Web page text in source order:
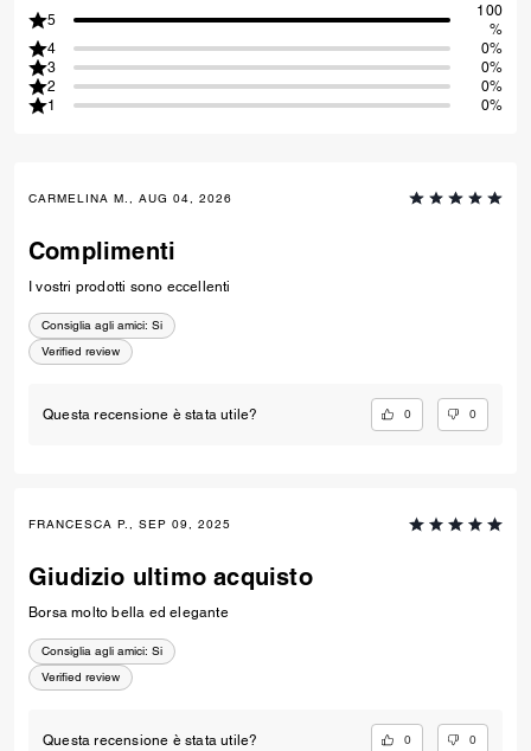
5
100
%
4
0%
3
0%
2
0%
1
0%
CARMELINA M., AUG 04, 2026
Complimenti
I vostri prodotti sono eccellenti
Consiglia agli amici: Si
Verified review
Questa recensione è stata utile? 0 0
FRANCESCA P., SEP 09, 2025
Giudizio ultimo acquisto
Borsa molto bella ed elegante
Consiglia agli amici: Si
Verified review
Questa recensione è stata utile? 0 0